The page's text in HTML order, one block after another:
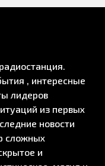
, интересные
лидеров
из первых
новости
сложных
и